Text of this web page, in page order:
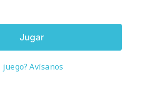
Jugar
Avísanos